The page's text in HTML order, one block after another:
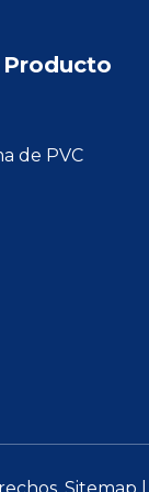
de PVC